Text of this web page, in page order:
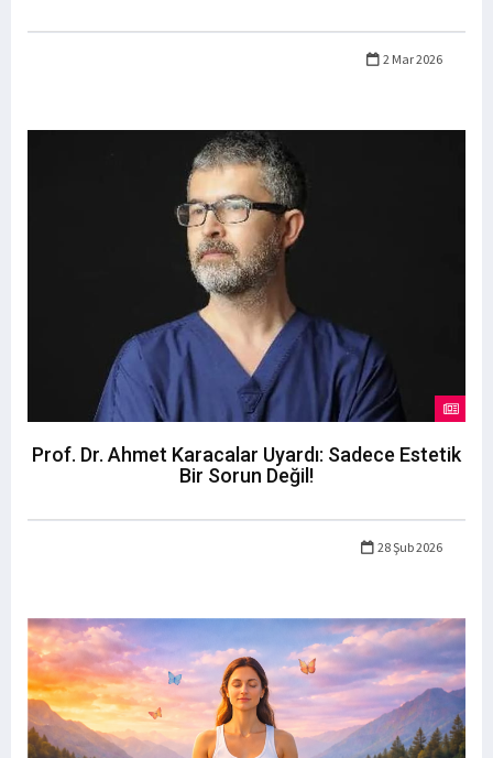
2 Mar 2026
Prof. Dr. Ahmet Karacalar Uyardı: Sadece Estetik
Bir Sorun Değil!
28 Şub 2026